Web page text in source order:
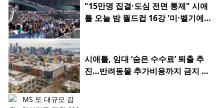
"15만명 집결·도심 전면 통제" 시애
틀 오늘 밤 월드컵 16강 '미·벨기에
시애틀, 임대 ‘숨은 수수료’ 퇴출 추
진…반려동물 추가비용까지 금지 검